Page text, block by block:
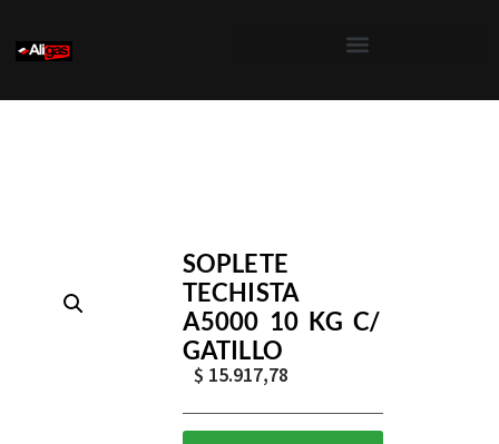
Saltar
SOPLETE
TECHISTA
A5000 10 KG C/
GATILLO
$ 15.917,78